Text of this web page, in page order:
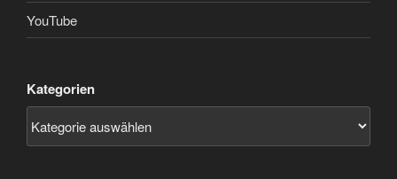
YouTube
Kategorien